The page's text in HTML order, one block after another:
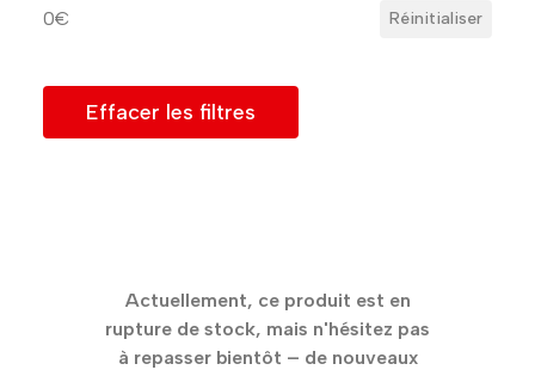
0€
Réinitialiser
Effacer les filtres
Actuellement, ce produit est en
rupture de stock, mais n'hésitez pas
à repasser bientôt – de nouveaux